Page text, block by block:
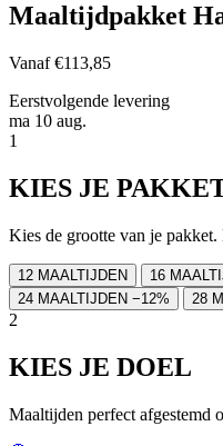
Maaltijdpakket
Vanaf€113,85
Eerstvolgende levering
ma 10 aug.
1
KIES JE
Kies de grootte van je
12 MAALTIJDEN 16
24 MAALTIJDEN −12% 28
2
KIES JE DOEL
Maaltijden perfect afgestemd